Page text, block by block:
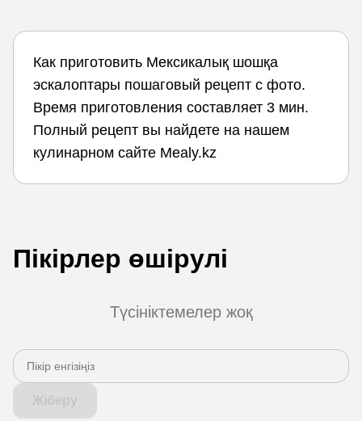
Как приготовить Мексикалық шошқа
эскалоптары пошаговый рецепт с фото.
Время приготовления составляет 3 мин.
Полный рецепт вы найдете на нашем
кулинарном сайте Mealy.kz
Пікірлер өшірулі
Түсініктемелер жоқ